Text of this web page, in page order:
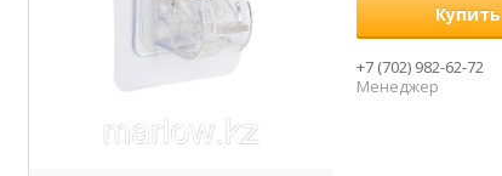
Купить
+7 (702) 982-62-72
Менеджер